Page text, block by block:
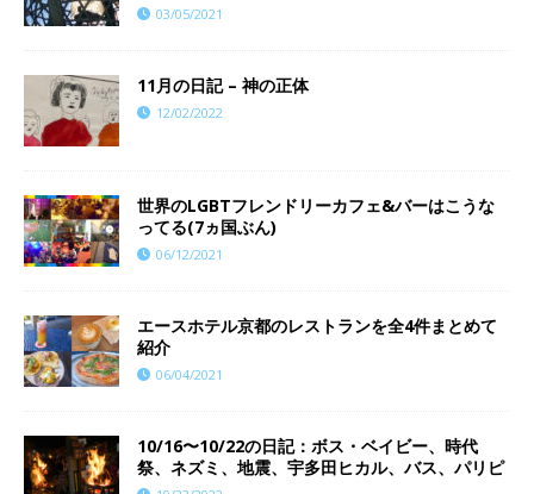
03/05/2021
11月の日記 – 神の正体
12/02/2022
世界のLGBTフレンドリーカフェ&バーはこうな
ってる(7ヵ国ぶん)
06/12/2021
エースホテル京都のレストランを全4件まとめて
紹介
06/04/2021
10/16〜10/22の日記：ボス・ベイビー、時代
祭、ネズミ、地震、宇多田ヒカル、バス、パリピ